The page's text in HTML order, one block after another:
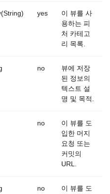
yes
이 뷰를 사
용하는 피
처 카테고
리 목록.
no
뷰에 저장
된 정보의
텍스트 설
명 및 목적.
no
이 뷰를 도
입한 머지
요청 또는
커밋의
URL.
no
이 뷰를 도